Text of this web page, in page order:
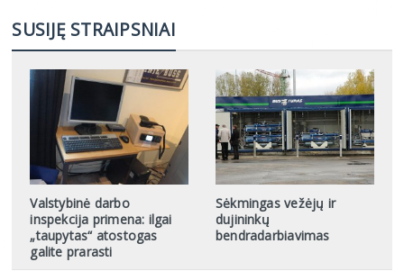
SUSIJĘ STRAIPSNIAI
Valstybinė darbo
inspekcija primena: ilgai
„taupytas“ atostogas
galite prarasti
Sėkmingas vežėjų ir
dujininkų
bendradarbiavimas